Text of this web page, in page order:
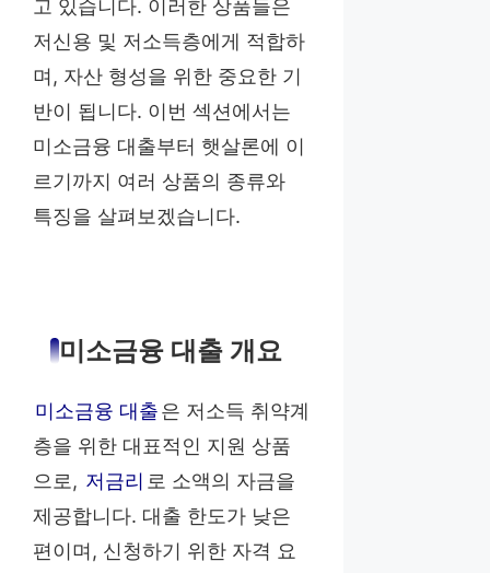
고 있습니다. 이러한 상품들은
저신용 및 저소득층에게 적합하
며, 자산 형성을 위한 중요한 기
반이 됩니다. 이번 섹션에서는
미소금융 대출부터 햇살론에 이
르기까지 여러 상품의 종류와
특징을 살펴보겠습니다.
미소금융 대출 개요
미소금융 대출은 저소득 취약계
층을 위한 대표적인 지원 상품
으로, 저금리 로 소액의 자금을
제공합니다. 대출 한도가 낮은
편이며, 신청하기 위한 자격 요